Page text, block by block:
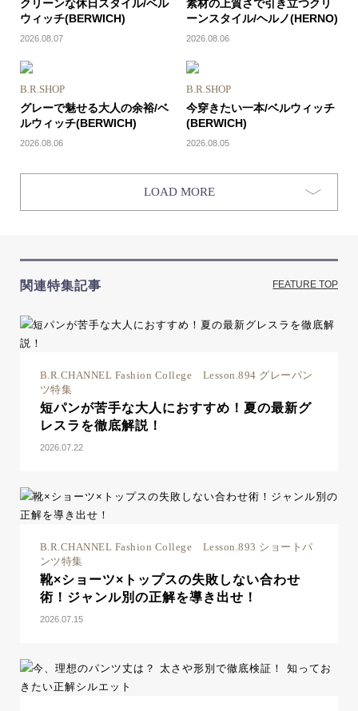
クリーンな休日スタイル/ベル
ウィッチ(BERWICH)
2026.08.07
素材の上質さで引き立つクリ
ーンスタイル/ヘルノ(HERNO)
2026.08.06
B.R.SHOP
グレーで魅せる大人の余裕/ベ
ルウィッチ(BERWICH)
2026.08.06
B.R.SHOP
今穿きたい一本/ベルウィッチ
(BERWICH)
2026.08.05
LOAD MORE
関連特集記事 FEATURE TOP
B.R.CHANNEL Fashion College Lesson.894 グレーパン
ツ特集
短パンが苦手な大人におすすめ！夏の最新グ
レスラを徹底解説！
2026.07.22
B.R.CHANNEL Fashion College Lesson.893 ショートパ
ンツ特集
靴×ショーツ×トップスの失敗しない合わせ
術！ジャンル別の正解を導き出せ！
2026.07.15